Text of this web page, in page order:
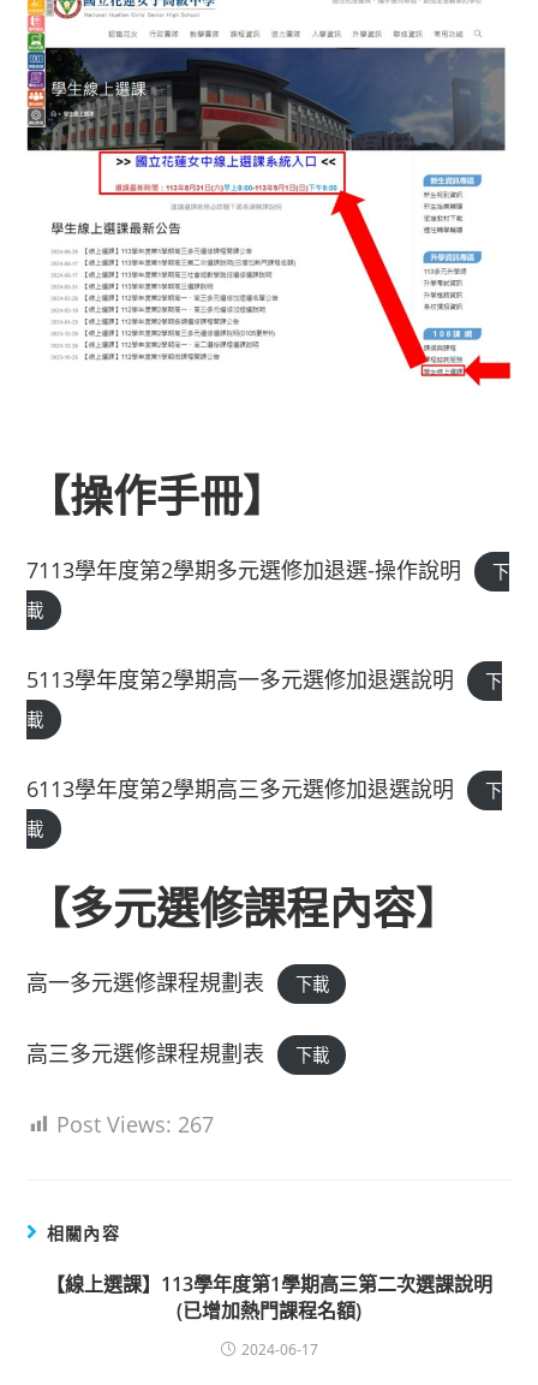
【操作手冊】
7113學年度第2學期多元選修加退選-操作說明
下
載
5113學年度第2學期高一多元選修加退選說明
下
載
6113學年度第2學期高三多元選修加退選說明
下
載
【多元選修課程內容】
高一多元選修課程規劃表 下載
高三多元選修課程規劃表 下載
Post Views: 267
相關內容
【線上選課】113學年度第1學期高三第二次選課說明
(已增加熱門課程名額)
2024-06-17